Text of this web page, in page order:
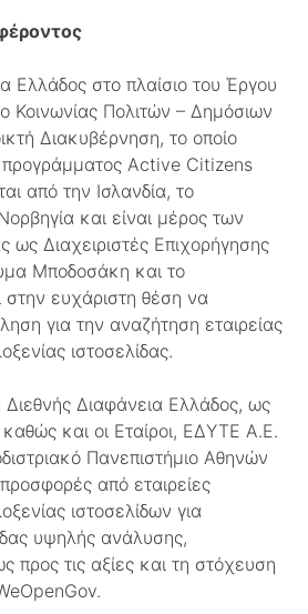
Ελλάδος στο πλαίσιο του Έργου
Κοινωνίας Πολιτών – Δημόσιων
Διακυβέρνηση, το οποίο
προγράμματος Active Citizens
από την Ισλανδία, το
και είναι μέρος των
ως Διαχειριστές Επιχορήγησης
Μποδοσάκη και το
ευχάριστη θέση να
για την αναζήτηση εταιρείας
ιστοσελίδας.
Διεθνής Διαφάνεια Ελλάδος, ως
και οι Εταίροι, ΕΔΥΤΕ Α.Ε.
Πανεπιστήμιο Αθηνών
από εταιρείες
ιστοσελίδων για
υψηλής ανάλυσης,
προς τις αξίες και τη στόχευση